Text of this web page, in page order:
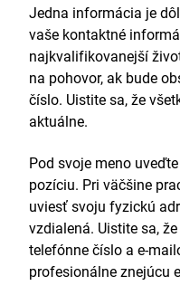
Jedna informácia je
vaše kontaktné
najkvalifikovanejší
na pohovor, ak bude
číslo. Uistite sa, že
aktuálne.
Pod svoje meno
pozíciu. Pri väčšine
uviesť svoju fyzickú
vzdialená. Uistite sa,
telefónne číslo a e-
profesionálne znejúcu